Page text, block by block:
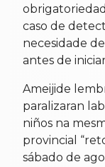
caso de
necesidade
antes de
Ameijide
paralizaran
niños na
provincial
sábado de